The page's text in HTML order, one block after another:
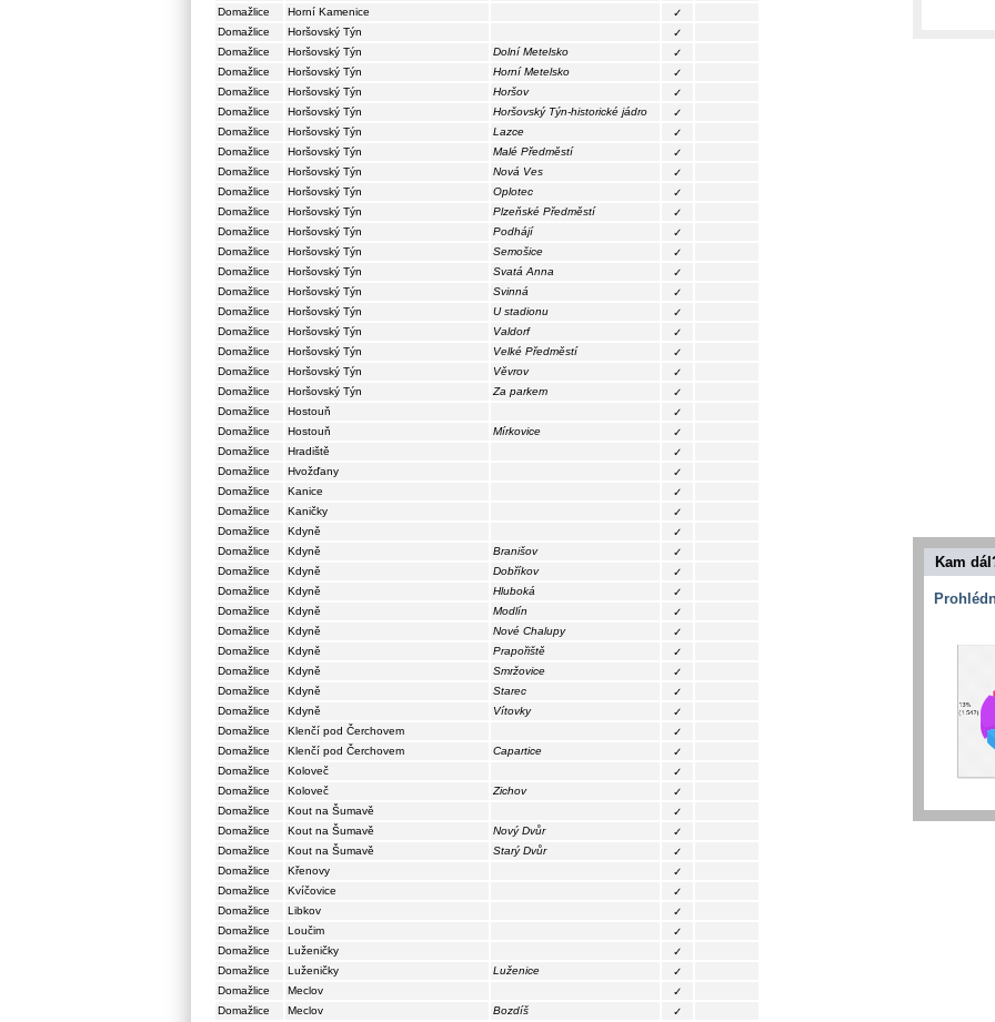
Domažlice
Horní Kamenice
✓
Domažlice
Horšovský Týn
✓
Domažlice
Horšovský Týn Dolní Metelsko
✓
Domažlice
Horšovský Týn Horní Metelsko
✓
Domažlice
Horšovský Týn Horšov
✓
Domažlice
Horšovský Týn Horšovský Týn-historické jádro
✓
Domažlice
Horšovský Týn Lazce
✓
Domažlice
Horšovský Týn Malé Předměstí
✓
Domažlice
Horšovský Týn Nová Ves
✓
Domažlice
Horšovský Týn Oplotec
✓
Domažlice
Horšovský Týn Plzeňské Předměstí
✓
Domažlice
Horšovský Týn Podhájí
✓
Domažlice
Horšovský Týn Semošice
✓
Domažlice
Horšovský Týn Svatá Anna
✓
Domažlice
Horšovský Týn Svinná
✓
Domažlice
Horšovský Týn U stadionu
✓
Domažlice
Horšovský Týn Valdorf
✓
Domažlice
Horšovský Týn Velké Předměstí
✓
Domažlice
Horšovský Týn Věvrov
✓
Domažlice
Horšovský Týn Za parkem
✓
Domažlice
Hostouň
✓
Domažlice
Hostouň Mírkovice
✓
Domažlice
Hradiště
✓
Domažlice
Hvožďany
✓
Domažlice
Kanice
✓
Domažlice
Kaničky
✓
Domažlice
Kdyně
✓
Domažlice
Kdyně Branišov
✓
Domažlice
Kdyně Dobříkov
✓
Domažlice
Kdyně Hluboká
✓
Domažlice
Kdyně Modlín
✓
Domažlice
Kdyně Nové Chalupy
✓
Domažlice
Kdyně Prapořiště
✓
Domažlice
Kdyně Smržovice
✓
Domažlice
Kdyně Starec
✓
Domažlice
Kdyně Vítovky
✓
Domažlice
Klenčí pod Čerchovem
✓
Domažlice
Klenčí pod Čerchovem Capartice
✓
Domažlice
Koloveč
✓
Domažlice
Koloveč Zichov
✓
Domažlice
Kout na Šumavě
✓
Domažlice
Kout na Šumavě Nový Dvůr
✓
Domažlice
Kout na Šumavě Starý Dvůr
✓
Domažlice
Křenovy
✓
Domažlice
Kvíčovice
✓
Domažlice
Libkov
✓
Domažlice
Loučim
✓
Domažlice
Luženičky
✓
Domažlice
Luženičky Luženice
✓
Domažlice
Meclov
✓
Domažlice
Meclov Bozdíš
✓
Kam